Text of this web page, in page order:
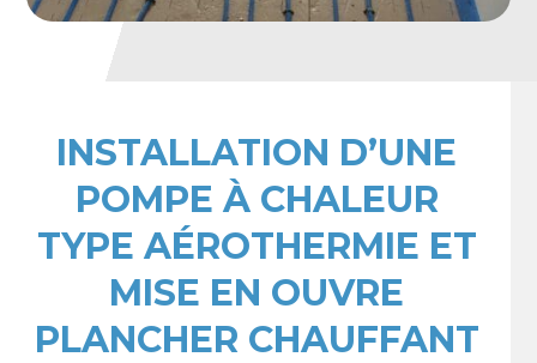
INSTALLATION D’UNE
POMPE À CHALEUR
TYPE AÉROTHERMIE ET
MISE EN OUVRE
PLANCHER CHAUFFANT